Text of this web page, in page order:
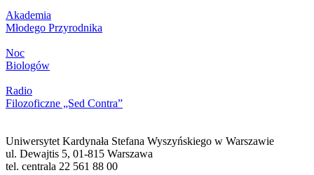
Akademia
Młodego Przyrodnika
Noc
Biologów
Radio
Filozoficzne „Sed Contra”
Uniwersytet Kardynała Stefana Wyszyńskiego w Warszawie
ul. Dewajtis 5, 01-815 Warszawa
tel. centrala 22 561 88 00